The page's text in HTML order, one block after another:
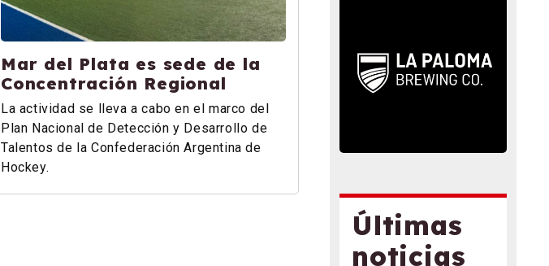
Mar del Plata es sede de la
Concentración Regional
La actividad se lleva a cabo en el marco del
Plan Nacional de Detección y Desarrollo de
Talentos de la Confederación Argentina de
Hockey.
Últimas
noticias